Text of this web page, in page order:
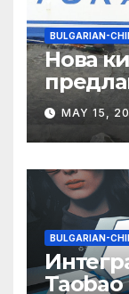
BULGARIAN-
Нова
MAY 15,
BULGARIAN-
Taobao